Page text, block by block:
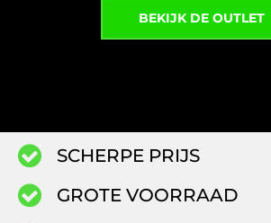
BEKIJK DE OUTLET
SCHERPE PRIJS
GROTE VOORRAAD